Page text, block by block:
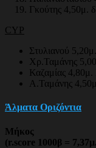
Γκούτης 4,50μ.
CYP
Στυλιανού
Χρ.Ταμάνης
Καζαμίας
Α.Ταμάνης
Άλματα Οριζόντια
Μήκος
(r.score 1000β =